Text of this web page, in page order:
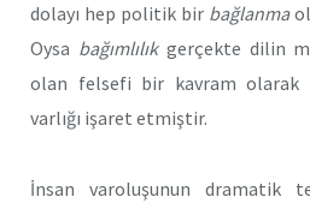
dolayı hep politik bir bağlanma
Oysa bağımlılık gerçekte dilin
olan felsefi bir kavram olarak
varlığı işaret etmiştir.
İnsan varoluşunun dramatik